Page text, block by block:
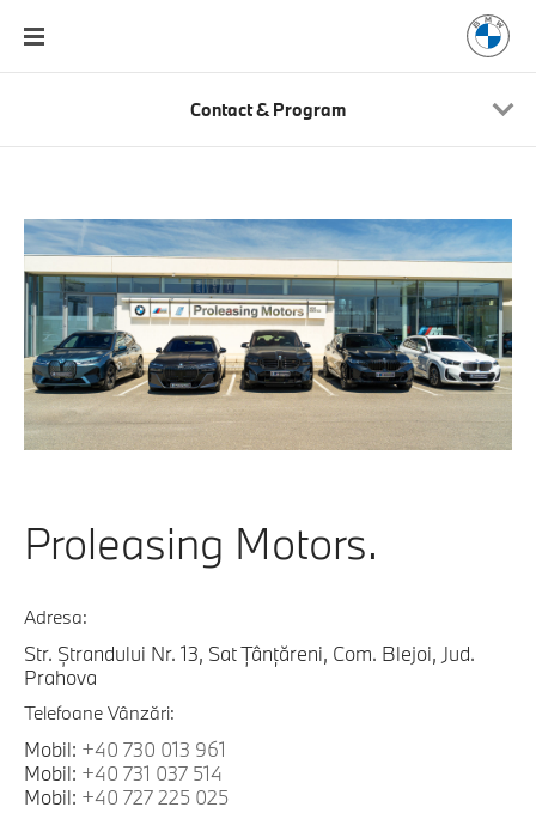
Contact & Program
Proleasing Motors.
Adresa:
Str. Ștrandului Nr. 13, Sat Țânțăreni, Com. Blejoi, Jud.
Prahova
Telefoane Vânzări:
Mobil: +40 730 013 961
Mobil: +40 731 037 514
Mobil: +40 727 225 025